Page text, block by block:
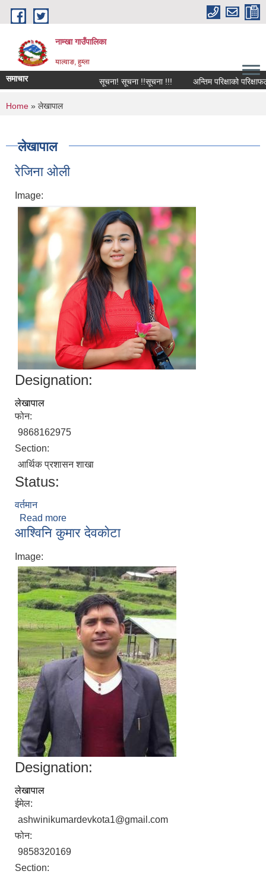
Skip to main content
नाम्खा गाउँपालिका
याल्वाङ, हुम्ला
समाचार सूचना! सूचना !!सूचना !!! अन्तिम परिक्षाको परिक्षाफल
You are here
Home » लेखापाल
लेखापाल
रेजिना ओली
Image:
Designation:
लेखापाल
फोन:
9868162975
Section:
आर्थिक प्रशासन शाखा
Status:
वर्तमान
Read more
आश्विनि कुमार देवकाेटा
Image:
Designation:
लेखापाल
ईमेल:
ashwinikumardevkota1@gmail.com
फोन:
9858320169
Section: